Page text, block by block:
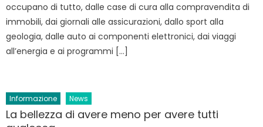
occupano di tutto, dalle case di cura alla compravendita di
immobili, dai giornali alle assicurazioni, dallo sport alla
geologia, dalle auto ai componenti elettronici, dai viaggi
all’energia e ai programmi […]
Informazione News
La bellezza di avere meno per avere tutti